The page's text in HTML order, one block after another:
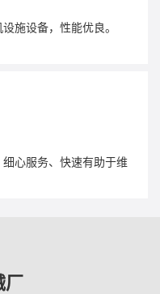
施设备，性能优良。
心服务、快速有助于维
厂